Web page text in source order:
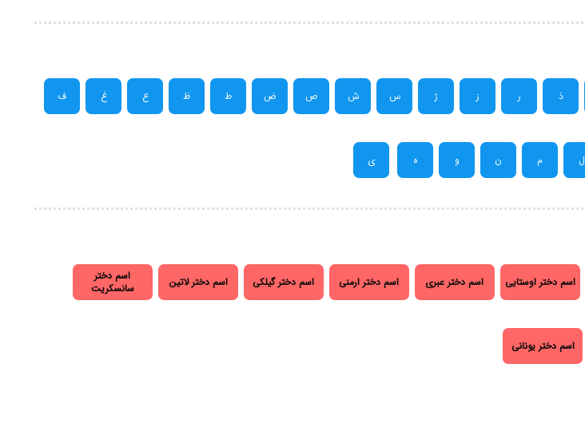
ذ ر ز ژ س ش ص ض ط ظ ع غ ف
ل م ن و ه ی
اسم دختر اوستایی اسم دختر عبری اسم دختر ارمنی اسم دختر گیلکی اسم دختر لاتین
اسم دختر
سانسکریت
اسم دختر یونانی